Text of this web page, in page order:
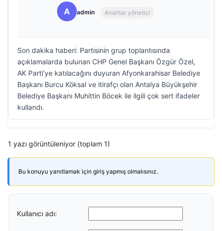
A admin Anahtar yönetici
Son dakika haberi: Partisinin grup toplantısında
açıklamalarda bulunan CHP Genel Başkanı Özgür Özel,
AK Parti’ye katılacağını duyuran Afyonkarahisar Belediye
Başkanı Burcu Köksal ve itirafçı olan Antalya Büyükşehir
Belediye Başkanı Muhittin Böcek ile ilgili çok sert ifadeler
kullandı.
1 yazı görüntüleniyor (toplam 1)
Bu konuyu yanıtlamak için giriş yapmış olmalısınız.
Kullanıcı adı: